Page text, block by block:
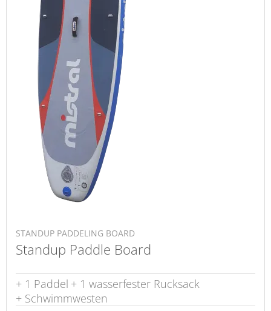
STANDUP PADDELING BOARD
Standup Paddle Board
+ 1 Paddel + 1 wasserfester Rucksack
+ Schwimmwesten